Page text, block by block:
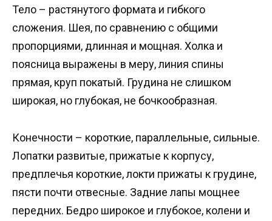
Тело – растянутого формата и гибкого
сложения. Шея, по сравнению с общими
пропорциями, длинная и мощная. Холка и
поясница выражены в меру, линия спины
прямая, круп покатый. Грудина не слишком
широкая, но глубокая, не бочкообразная.
Конечности – короткие, параллельные, сильные.
Лопатки развитые, прижатые к корпусу,
предплечья короткие, локти прижаты к грудине,
пясти почти отвесные. Задние лапы мощнее
передних. Бедро широкое и глубокое, колени и